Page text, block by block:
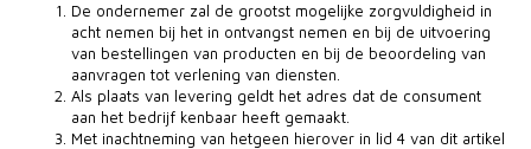
De ondernemer zal de grootst mogelijke zorgvuldigheid in
acht nemen bij het in ontvangst nemen en bij de uitvoering
van bestellingen van producten en bij de beoordeling van
aanvragen tot verlening van diensten.
Als plaats van levering geldt het adres dat de consument
aan het bedrijf kenbaar heeft gemaakt.
Met inachtneming van hetgeen hierover in lid 4 van dit artikel